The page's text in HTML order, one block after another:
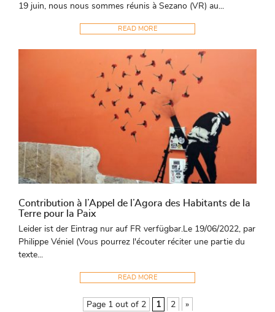
19 juin, nous nous sommes réunis à Sezano (VR) au...
READ MORE
Contribution à l’Appel de l’Agora des Habitants de la
Terre pour la Paix
Leider ist der Eintrag nur auf FR verfügbar.Le 19/06/2022, par
Philippe Véniel (Vous pourrez l'écouter réciter une partie du
texte...
READ MORE
Page 1 out of 2 1 2 »